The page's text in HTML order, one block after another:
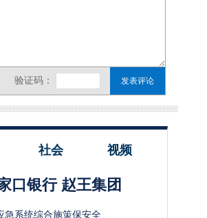
社会 视频
口银行 赵王集团
急系统综合施策保安全